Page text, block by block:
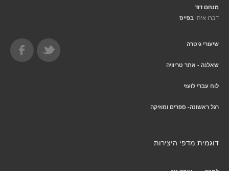
מנחם דוד
דברו איתי בפייס
שיעורי גיטרה
שאלנה - אתר טריוויה
לוח עברי לועזי
רגל ראשונה- ספרים ומוזיקה
דוגמית מדפי היצירות